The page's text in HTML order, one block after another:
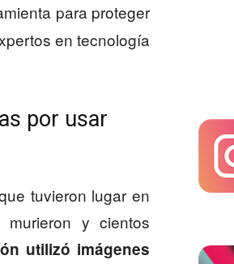
para proteger
en tecnología
por usar
tuvieron lugar en
y cientos
utilizó imágenes